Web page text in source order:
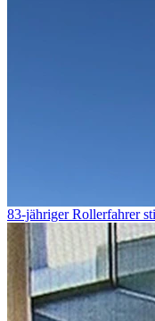
83-jähriger Rollerfahrer